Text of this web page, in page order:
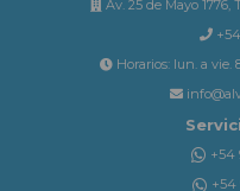
Av. 25 de Mayo
+54
Horarios: lun. a vie.
+54
+54